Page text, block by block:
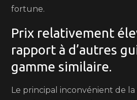
fortune.
Prix relativement
rapport à d’autres
gamme similaire.
Le principal inconvénient de